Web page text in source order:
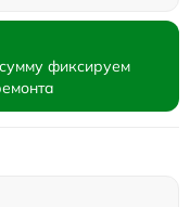
фиксируем